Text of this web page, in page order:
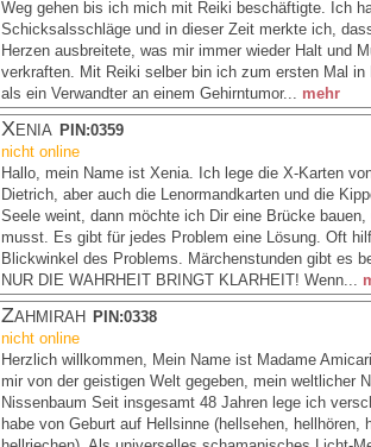
Weg gehen bis ich mich mit Reiki beschäftigte. Ich
Schicksalsschläge und in dieser Zeit merkte ich,
Herzen ausbreitete, was mir immer wieder Halt und
verkraften. Mit Reiki selber bin ich zum ersten Mal in
als ein Verwandter an einem Gehirntumor... mehr
Xenia PIN:0359
nicht online
Hallo, mein Name ist Xenia. Ich lege die X-Karten
Dietrich, aber auch die Lenormandkarten und die
Seele weint, dann möchte ich Dir eine Brücke bauen,
musst. Es gibt für jedes Problem eine Lösung. Oft
Blickwinkel des Problems. Märchenstunden gibt es
NUR DIE WAHRHEIT BRINGT KLARHEIT! Wenn...
Zahmirah PIN:0338
nicht online
Herzlich willkommen, Mein Name ist Madame
mir von der geistigen Welt gegeben, mein weltlicher
Nissenbaum Seit insgesamt 48 Jahren lege ich
habe von Geburt auf Hellsinne (hellsehen, hellhören,